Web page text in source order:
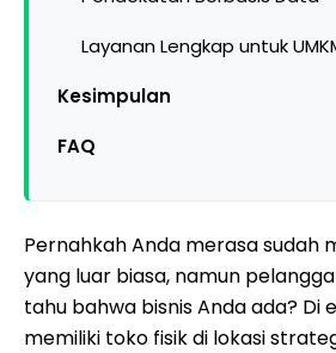
Layanan Lengkap untuk
Kesimpulan
FAQ
Pernahkah Anda merasa sudah
yang luar biasa, namun
tahu bahwa bisnis Anda ada? Di
memiliki toko fisik di lokasi